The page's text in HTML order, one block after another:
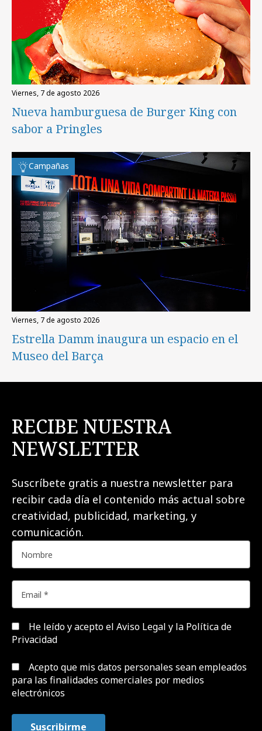
viernes, 7 de agosto 2026
Nueva hamburguesa de Burger King con
sabor a Pringles
Campañas
viernes, 7 de agosto 2026
Estrella Damm inaugura un espacio en el
Museo del Barça
RECIBE NUESTRA
NEWSLETTER
Suscríbete gratis a nuestra newsletter para
recibir cada día el contenido más actual sobre
creatividad, publicidad, marketing, y
comunicación.
He leído y acepto el Aviso Legal y la Política de
Privacidad
Acepto que mis datos personales sean empleados
para las finalidades comerciales por medios
electrónicos